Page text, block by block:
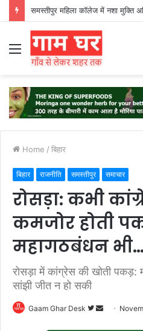
हड़ताली सफाईकर्मियों ने नगर निगम का
Menu
Home / बिहार
बिहार राजनीति समस्तीपुर समाचार
रोसड़ा: कभी
कमजोर होती
महागठबंधन भी…
रोसड़ा में कांग्रेस की खोती पकड़:
सांझी जीत न हो सकी
Gaam Ghar Desk
Follow
Send